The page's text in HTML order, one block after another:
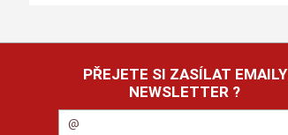
PŘEJETE SI ZASÍLAT EMAILY
NEWSLETTER ?